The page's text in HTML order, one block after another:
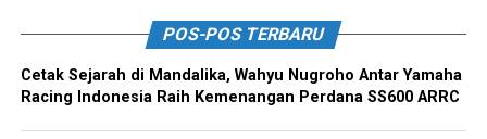
POS-POS TERBARU
Cetak Sejarah di Mandalika, Wahyu Nugroho Antar Yamaha
Racing Indonesia Raih Kemenangan Perdana SS600 ARRC